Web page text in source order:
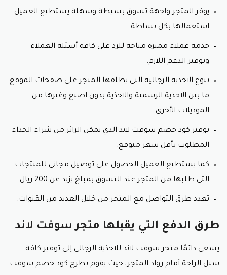
يوفر المتجر واجهة تسوق بسيطة وسهلة يستطيع العميل
استعمالها بكل بساطة.
خدمة عملاء مميزة متاحة للرد على كافة أسئلة العملاء
وتوفير الدعم اللازم.
تنوع الاحذية الرجالية التي يطلقها المتجر على صفحات الموقع
ما بين الاحذية الرسمية والاحذية بدون اصبع وغيرها من
الموديلات الأخرى.
توفير كود خصم سوفت لاند الذي يمكن الزائر من شراء الحذاء
المطلوب بأقل سعر متوقع.
كما يستطيع العميل الحصول على توصيل مجاني للمنتجات
التي طلبها من المتجر عند التسوق بمبلغ يزيد عن 200 ريال.
تعدد طرق التواصل مع المتجر من خلال العديد من القنوات.
طرق الدفع التي يقبلها متجر سوفت لاند
يسعى دائمًا متجر سوفت لاند للاحذية الرجالي إلى توفير كافة
سبل الراحة أمام رواد المتجر، حيث يقوم بطرح كود خصم سوفت